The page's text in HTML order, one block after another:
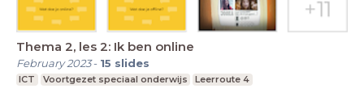
Thema 2, les 2: Ik ben online
February 2023- 15 slides
ICT Voortgezet speciaal onderwijs Leerroute 4